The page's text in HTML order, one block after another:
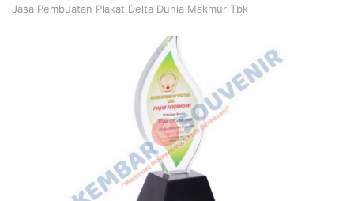
Jasa Pembuatan Plakat Delta Dunia Makmur Tbk